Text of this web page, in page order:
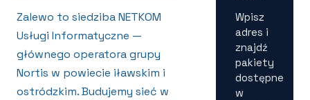
Zalewo to siedziba NETKOM
Usługi Informatyczne —
głównego operatora grupy
Nortis w powiecie iławskim i
ostródzkim. Budujemy sieć w
Wpisz
adres i
znajdź
pakiety
dostępne
w